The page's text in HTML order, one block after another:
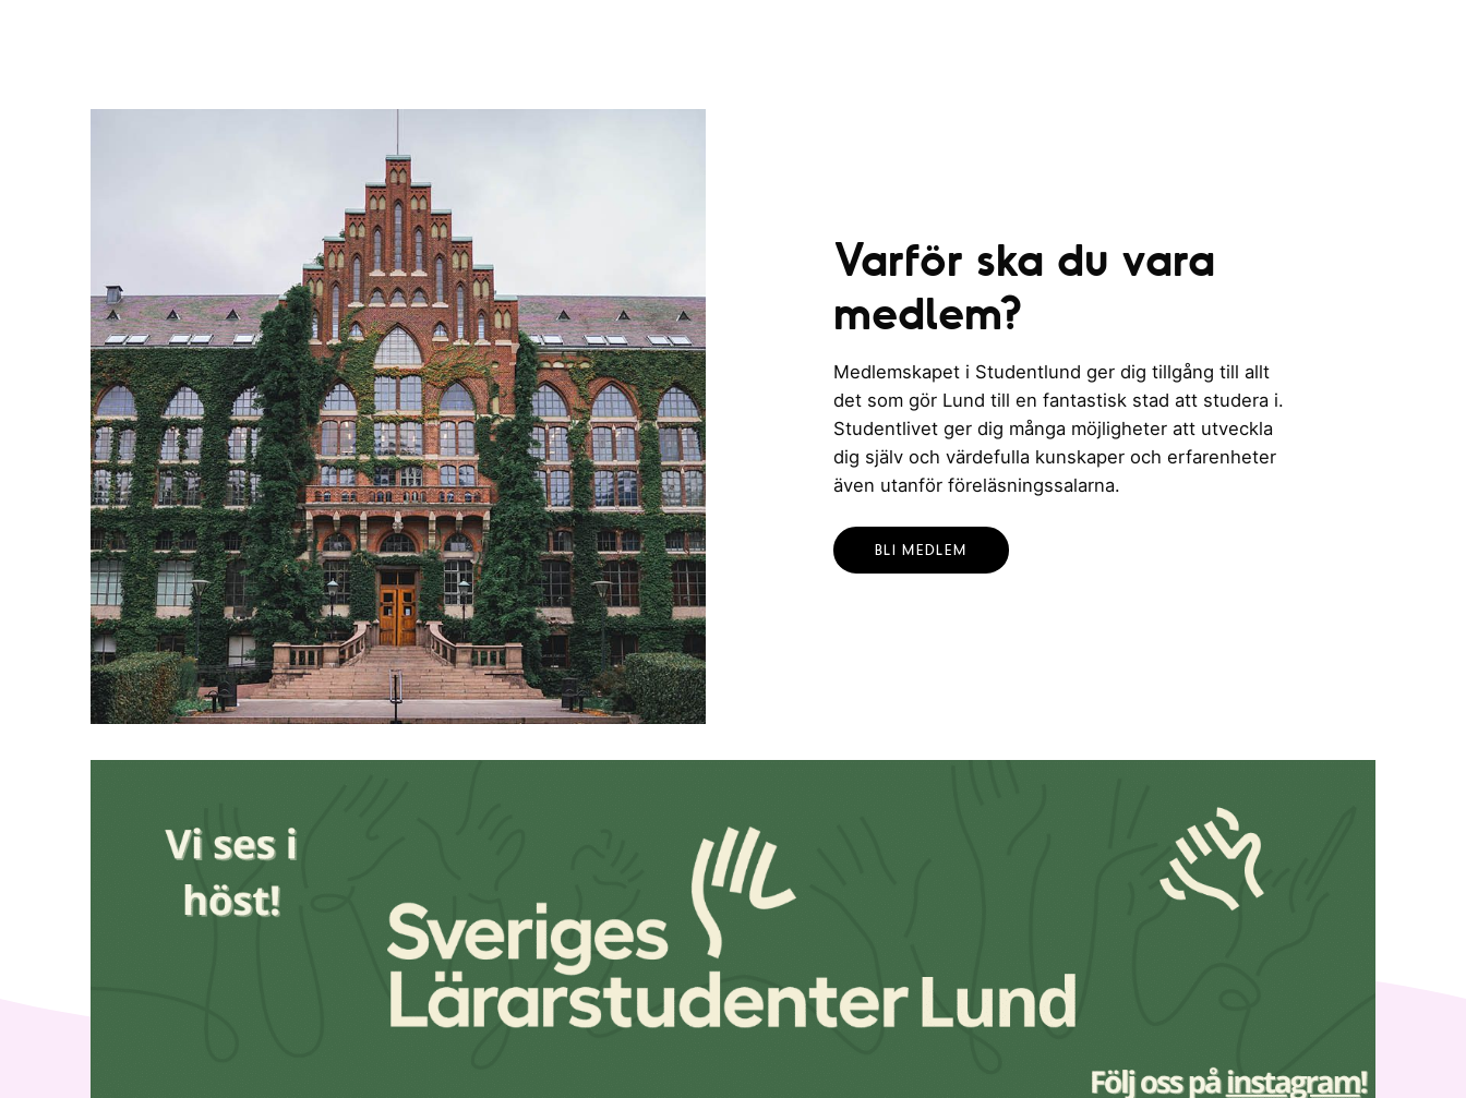
Varför ska du vara
medlem?
Medlemskapet i Studentlund ger dig tillgång till allt
det som gör Lund till en fantastisk stad att studera i.
Studentlivet ger dig många möjligheter att utveckla
dig själv och värdefulla kunskaper och erfarenheter
även utanför föreläsningssalarna.
BLI MEDLEM